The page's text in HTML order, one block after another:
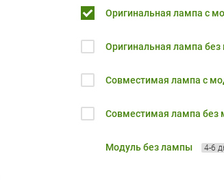
Оригинальная лампа с
Оригинальная лампа без
Совместимая лампа с
Совместимая лампа без
Модуль без лампы 4-6